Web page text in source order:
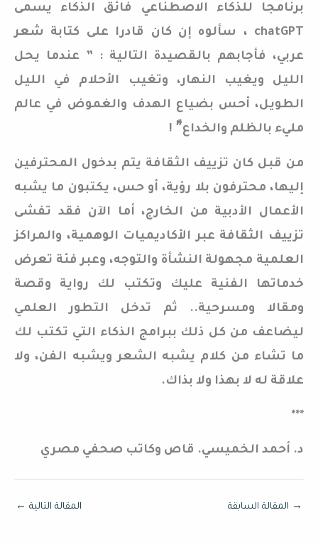
برنامجا للذكاء الاصطناعي فائق الذكاء يسمى
chatGPT ، سألوه إن كان قادرا على كتابة شعر
عربي، فأجابهم بالقصيدة التالية : ” عندما يحل
الليل ويغيب النهار، وتغيب الأحلام في الليل
الطويل، أحس بضياع الهدف والغموض في عالم
مليء بالظلم والخداع”ّ !
من قبل كان تزييف الثقافة يتم بدخول المحترفين
إليها، محترفون بلا رؤية، أو حس، يكتبون ما يشبه
الأعمال الأدبية من الخارج، أما الآن فقد تفشى
تزييف الثقافة عبر الأكاديميات الوهمية، والمراكز
العلمية مجهولة النشأة والتوجه، وعبر فئة تعرض
خدماتها الفنية عليك وتكتب لك رواية وقصة
ومقالا ومسرحية.. ثم تدخل التطور العلمي
ليضاعف من كل ذلك ببرامج الذكاء التي تكتب لك
ما تشاء من كلام يشبه الشعر ويشبه الفن، ولا
علاقة له لا بهذا ولا بذاك.
***
د. أحمد الخميسي. قاص وكاتب صحفي مصري
→ المقالة السابقة المقالة التالية ←